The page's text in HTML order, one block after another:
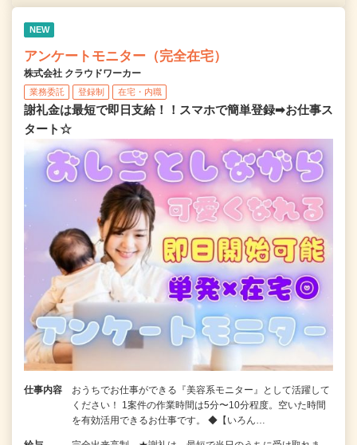
NEW
アンケートモニター（完全在宅）
株式会社 クラウドワーカー
業務委託 登録制 在宅・内職
謝礼金は最短で即日支給！！スマホで簡単登録➡お仕事ス
タート☆
仕事内容
おうちでお仕事ができる『美容系モニター』として活躍して
ください！ 1案件の作業時間は5分〜10分程度。空いた時間
を有効活用できるお仕事です。 ◆【いろん…